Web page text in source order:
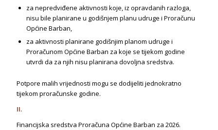
za nepredviđene aktivnosti koje, iz opravdanih razloga,
nisu bile planirane u godišnjem planu udruge i Proračunu
Općine Barban,
za aktivnosti planirane godišnjim planom udruge i
Proračunom Općine Barban za koje se tijekom godine
utvrdi da za njih nisu planirana dovoljna sredstva.
Potpore malih vrijednosti mogu se dodijeliti jednokratno
tijekom proračunske godine.
II.
Financijska sredstva Proračuna Općine Barban za 2026.